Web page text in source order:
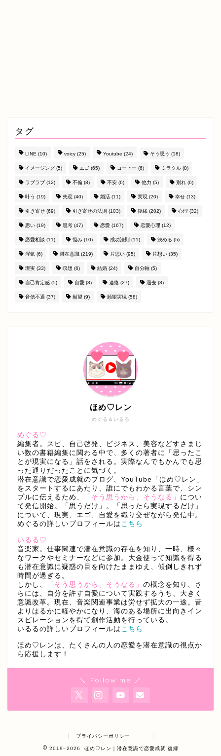
タグ
LINE (10) voicy (25) Youtube (24) そう思う (18)
イメージング (5) エゴ (65) コーヒー (6) ミラクル (8)
ラブラブ (12) 不倫 (8) 不安 (6) 他力 (5) 別れ (6)
叶う (19) 失恋 (40) 婚活 (11) 実現 (20) 幸せ (13)
引き寄せ (69) 引き寄せの法則 (103) 復縁 (202) 心理 (32)
思い (19) 思考 (47) 恋愛 (167) 恋愛心理 (12)
恋愛相談 (11) 悩み (10) 成功法則 (11) 決める (5)
浮気 (6) 潜在意識 (219) 片思い (95) 片想い (35)
現実 (33) 瞑想 (6) 結婚 (24) 自分軸 (5)
自己肯定感 (5) 自愛 (8) 連絡 (27) 過去 (8)
音信不通 (37) 願望 (9) 願望実現 (58)
めぐる＆いるる
ほめ♡レン
めぐる♡
編集者。スピ、自己啓発、ビジネス、美容などすさまじ
い数の書籍編集に関わる中で、多くの著者に「思ったこ
とが現実になる」話をされる。実際なんでもかんでも思
った通りだったことに気づく。
潜在意識で恋愛成就のブログ、YouTube「ほめ♡レン」
をスタートするにあたり、誰にでもわかる言葉で、シン
プルに伝えるため、
「そう思うから、そうなる」 につい
て発信開始。「思うだけ」。「思ったら実現するだけ」
について、現実、エゴ、自愛を織り交ぜながら発信中。
めぐるの詳しいプロフィールは こちら
いるる♡
音楽家。仕事関連で潜在意識の存在を知り、一時、様々
なワークやセミナーなどに参加。大金使って知識を得る
も潜在意識に疑惑の目を向けたままゆえ、傾倒しきれず
時間が過ぎる。
しかし、
「そう思うから、そうなる」 の概念を知り、さ
らには、自分を許す自愛について実践するうち、大きく
意識改革。現在、音楽関連事業は労せず拡大の一途。昔
よりはるかに軽やかになり、海のある場所に出向きイン
スピレーションを得て創作活動を行っている。
いるるの詳しいプロフィールは こちら
ほめ♡レンは、たくさんの人の恋愛を潜在意識の視点か
ら応援します！
＼ Follow me ／
プライバシーポリシー
2019–2026 ほめ♡レン｜潜在意識で恋愛成就 復縁